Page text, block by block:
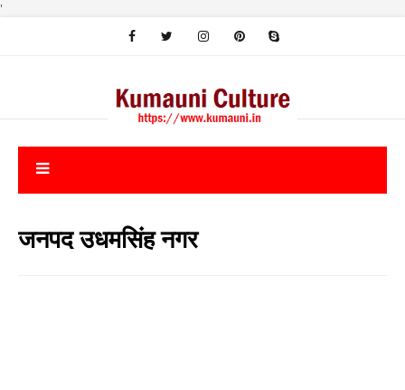
'
जनपद उधमसिंह नगर